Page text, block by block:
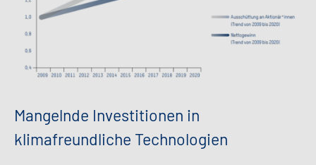
Mangelnde Investitionen in
klimafreundliche Technologien